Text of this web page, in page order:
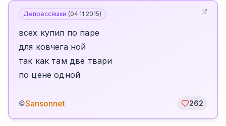
Депрессяшки (04.11.2015)
всех купил по паре
для ковчега ной
так как там две твари
по цене одной
©Sansonnet 262